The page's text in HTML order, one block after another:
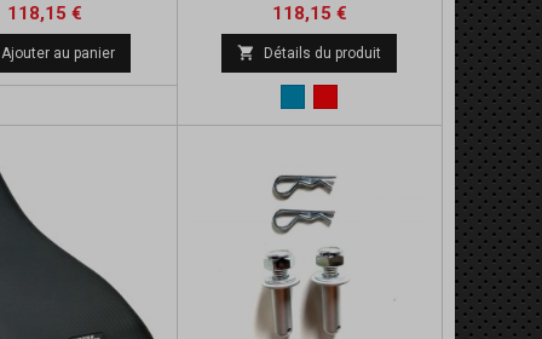
Prix
118,15 €Prix
de
base
Ajouter au panier
Prix
118,15 €Prix
de
base
 Détails du produit